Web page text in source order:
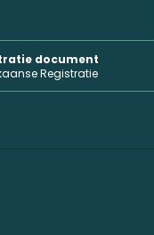
document
Registratie